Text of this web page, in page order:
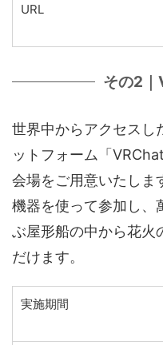
URL
その2｜
世界中からアクセスし
ットフォーム「
会場をご用意いたしま
機器を使って参加し、
ぶ屋形船の中から花火
だけます。
実施期間